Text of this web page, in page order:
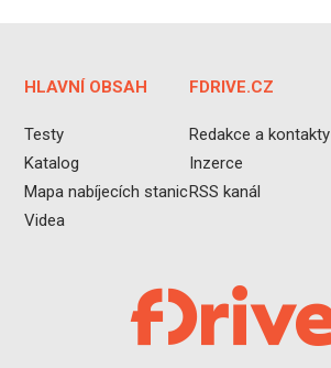
HLAVNÍ OBSAH
Testy
Katalog
Mapa nabíjecích stanic
Videa
FDRIVE.CZ
Redakce a kontakty
Inzerce
RSS kanál